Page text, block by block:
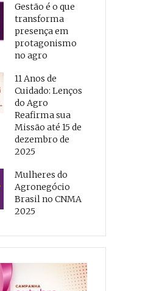
Gestão é o que
transforma
presença em
protagonismo
no agro
11 Anos de
Cuidado: Lenços
do Agro
Reafirma sua
Missão até 15 de
dezembro de
2025
Mulheres do
Agronegócio
Brasil no CNMA
2025